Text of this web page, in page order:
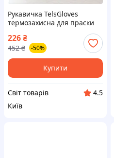
Рукавичка TelsGloves
термозахисна для праски
блакитна зручна та
безпечна
226₴
452 ₴ -50%
Купити
Cвіт товарів
4.5
Київ